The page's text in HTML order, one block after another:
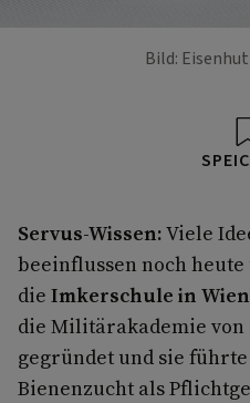
Bild:
Servus-Wissen:Viele
beeinflussen noch
die Imkerschule in
die Militärakademie
gegründet und sie
Bienenzucht als